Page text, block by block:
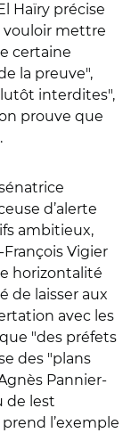
Haïry précise
vouloir mettre
certaine
la preuve",
interdites",
prouve que
d’alerte
ambitieux,
Vigier
horizontalité
de laisser aux
avec les
"des préfets
des "plans
Pannier-
de lest
l’exemple